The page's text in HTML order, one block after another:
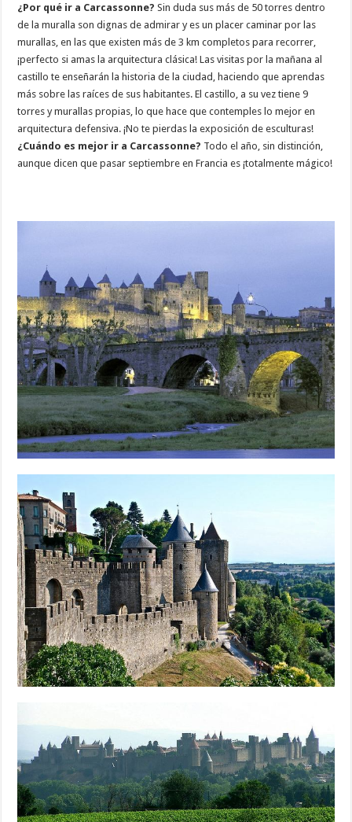
¿Por qué ir a Carcassonne?Sin duda sus más de 50 torres dentro
de la muralla son dignas de admirar y es un placer caminar por las
murallas, en las que existen más de 3 km completos para recorrer,
¡perfecto si amas la arquitectura clásica! Las visitas por la mañana al
castillo te enseñarán la historia de la ciudad, haciendo que aprendas
más sobre las raíces de sus habitantes. El castillo, a su vez tiene 9
torres y murallas propias, lo que hace que contemples lo mejor en
arquitectura defensiva. ¡No te pierdas la exposición de esculturas!
¿Cuándo es mejor ir a Carcassonne? Todo el año, sin distinción,
aunque dicen que pasar septiembre en Francia es ¡totalmente mágico!